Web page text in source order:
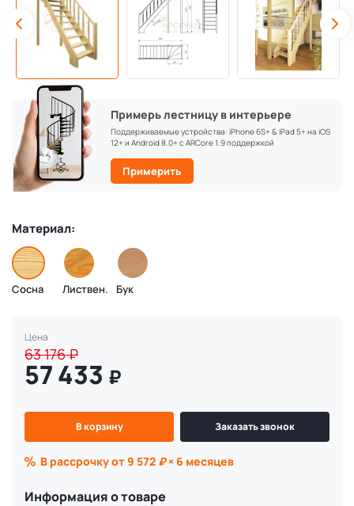
Примерь лестницу в интерьере
Поддерживаемые устройства: iPhone 6S+ & iPad 5+ на iOS
12+ и Android 8.0+ с ARCore 1.9 поддержкой
Примерить
Материал:
Сосна Листвен. Бук
Цена
63 176₽
57 433 ₽
В корзину Заказать звонок
В рассрочку от 9 572 ₽× 6 месяцев
Информация о товаре